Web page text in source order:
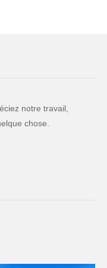
notre travail,
chose.